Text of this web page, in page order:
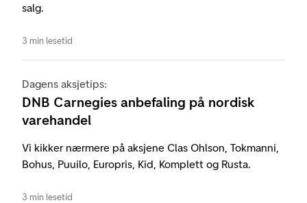
salg.
3 min lesetid
Dagens aksjetips:
DNB Carnegies anbefaling på nordisk
varehandel
Vi kikker nærmere på aksjene Clas Ohlson, Tokmanni,
Bohus, Puuilo, Europris, Kid, Komplett og Rusta.
3 min lesetid